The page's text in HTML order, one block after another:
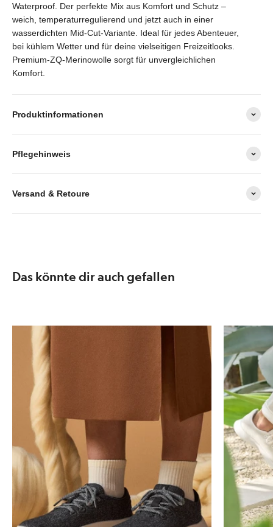
Waterproof. Der perfekte Mix aus Komfort und Schutz –
weich, temperaturregulierend und jetzt auch in einer
wasserdichten Mid-Cut-Variante. Ideal für jedes Abenteuer,
bei kühlem Wetter und für deine vielseitigen Freizeitlooks.
Premium-ZQ-Merinowolle sorgt für unvergleichlichen
Komfort.
Produktinformationen
Pflegehinweis
Versand & Retoure
Das könnte dir auch gefallen